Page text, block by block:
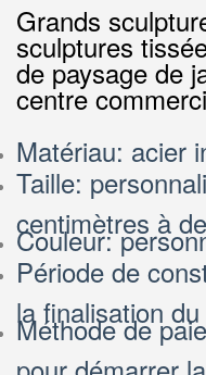
Grands
sculptures
de paysage de
centre
Matériau: acier
Taille:
centimètres à
Couleur:
Période de
la finalisation du
Méthode de
pour démarrer